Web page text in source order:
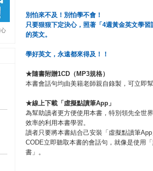
別怕來不及！別怕學不會！
只要狠狠下定決心， 照著「 4週黃金英文學習
的英文。
學好英文，永遠都來得及！！
★隨書附贈1CD （ MP3規格）
本書會話句均由美籍老師親自錄製，可立即
★線上下載「虛擬點讀筆App 」
為幫助讀者更方便使用本書，特別領先全世
效率的利用本書學習。
讀者只要將本書結合己安裝「虛擬點讀筆
CODE立即聽取本書的會話句，就像是使用
書」。